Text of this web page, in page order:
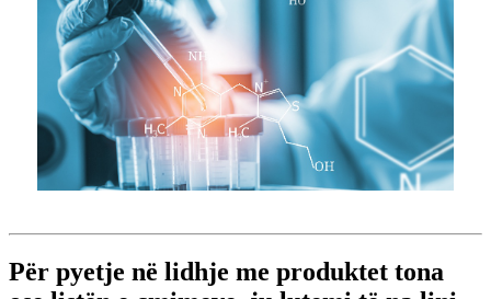
Për pyetje në lidhje me produktet tona